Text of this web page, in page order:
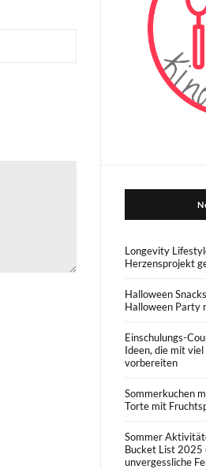
Longevity
Herzensprojekt
Halloween
Halloween Party
Einschulungs-
Ideen, die mit
vorbereiten
Sommerkuchen
Torte mit
Sommer
Bucket List 2025
unvergessliche